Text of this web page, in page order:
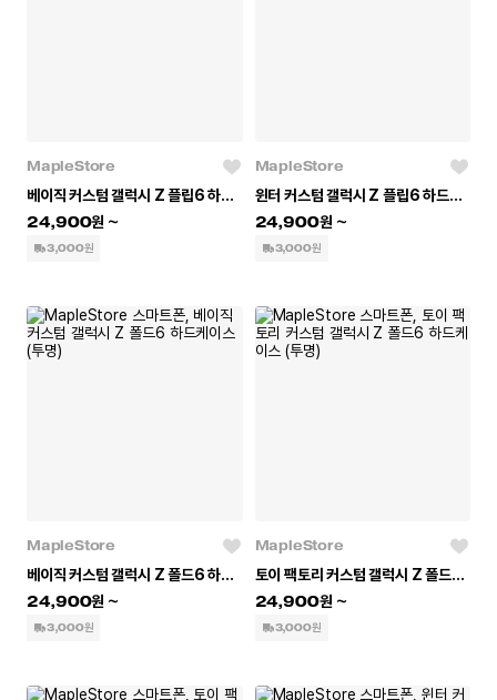
MapleStore
베이직 커스텀 갤럭시 Z 플립6 하드케이스 (투명)
24,900
3,000원
MapleStore
윈터 커스텀 갤럭시 Z 플립6 하드케이스 (무광)
24,900
3,000원
MapleStore
베이직 커스텀 갤럭시 Z 폴드6 하드케이스 (투명)
24,900
3,000원
MapleStore
토이 팩토리 커스텀 갤럭시 Z 폴드6 하드케이스 (투명)
24,900
3,000원